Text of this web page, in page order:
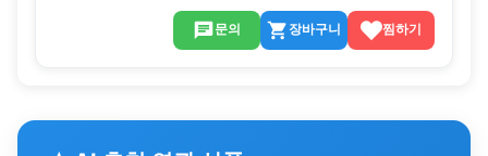
문의 장바구니 찜하기